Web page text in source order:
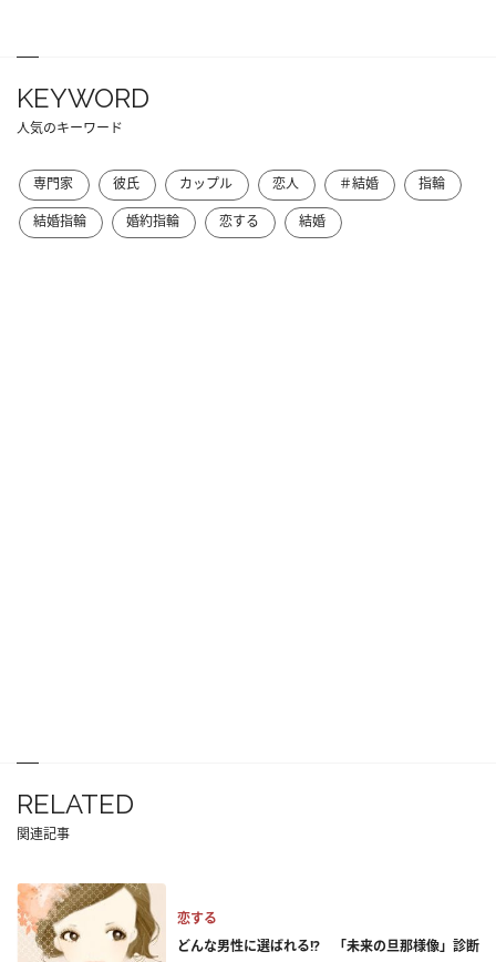
KEYWORD
人気のキーワード
専門家 彼氏 カップル 恋人 ＃結婚
指輪
結婚指輪
婚約指輪 恋する 結婚
RELATED
関連記事
恋する
どんな男性に選ばれる!? 「未来の旦那様像」診断